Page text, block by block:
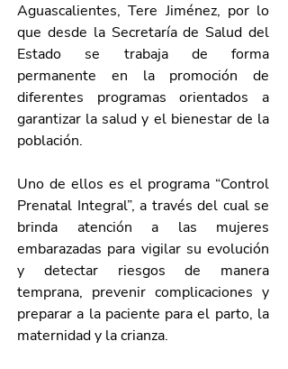
Aguascalientes, Tere Jiménez, por lo
que desde la Secretaría de Salud del
Estado se trabaja de forma
permanente en la promoción de
diferentes programas orientados a
garantizar la salud y el bienestar de la
población.
Uno de ellos es el programa “Control
Prenatal Integral”, a través del cual se
brinda atención a las mujeres
embarazadas para vigilar su evolución
y detectar riesgos de manera
temprana, prevenir complicaciones y
preparar a la paciente para el parto, la
maternidad y la crianza.